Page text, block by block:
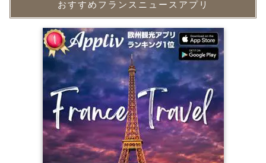
おすすめフランスニュースアプリ